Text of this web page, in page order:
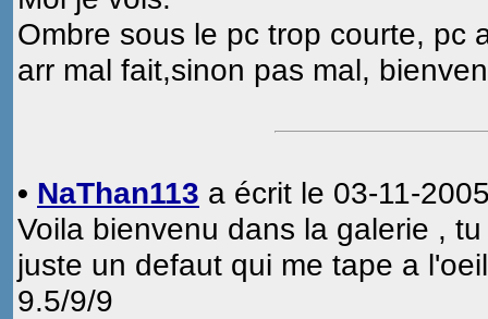
Ombre sous le pc trop courte, pc
arr mal fait,sinon pas mal,
• NaThan113 a écrit le 03-11-
Voila bienvenu dans la galerie ,
juste un defaut qui me tape a
9.5/9/9